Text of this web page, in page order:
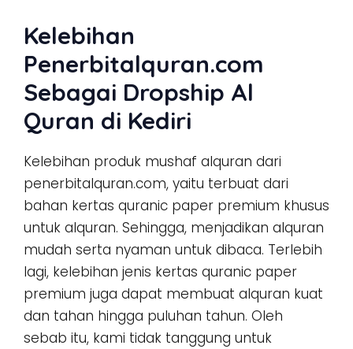
Kelebihan
Penerbitalquran.com
Sebagai Dropship Al
Quran di Kediri
Kelebihan produk mushaf alquran dari
penerbitalquran.com, yaitu terbuat dari
bahan kertas quranic paper premium khusus
untuk alquran. Sehingga, menjadikan alquran
mudah serta nyaman untuk dibaca. Terlebih
lagi, kelebihan jenis kertas quranic paper
premium juga dapat membuat alquran kuat
dan tahan hingga puluhan tahun. Oleh
sebab itu, kami tidak tanggung untuk